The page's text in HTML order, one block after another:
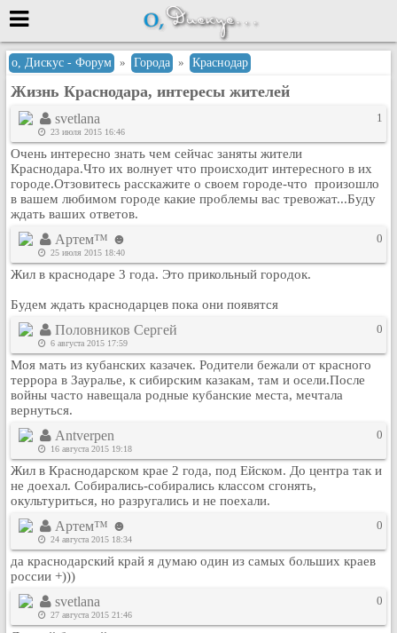
Меню
или войти через
Вход с 7ooo.ru
Регистрация
Забыли пароль?
Данные авторизации одинаковые с
сайтом 7ooo.ru
Форумы
Поиск
Новые сообщения
Беседы
Игры
Кулинария
Физкультура и спорт
Видео и Кино
Авто. Мото.
Космос
Домашние питомцы
Медицина
Компьютер
Ещё
Пользователи / Поиск
о, Дискус - Форум » Города » Краснодар
Жизнь Краснодара, интересы жителей
svetlana
23 июля 2015 16:46
1
Очень интересно знать чем сейчас заняты жители
Краснодара.Что их волнует что происходит интересного в их
городе.Отзовитесь расскажите о своем городе-что произошло
в вашем любимом городе какие проблемы вас тревожат...Буду
ждать ваших ответов.
Артем™ ☻
25 июля 2015 18:40
0
Жил в краснодаре 3 года. Это прикольный городок.
Будем ждать краснодарцев пока они появятся
Половников Сергей
6 августа 2015 17:59
0
Моя мать из кубанских казачек. Родители бежали от красного
террора в Зауралье, к сибирским казакам, там и осели.После
войны часто навещала родные кубанские места, мечтала
вернуться.
Antverpen
16 августа 2015 19:18
0
Жил в Краснодарском крае 2 года, под Ейском. До центра так и
не доехал. Собирались-собирались классом сгонять,
окультуриться, но разругались и не поехали.
Артем™ ☻
24 августа 2015 18:34
0
да краснодарский край я думаю один из самых больших краев
россии +)))
svetlana
27 августа 2015 21:46
0